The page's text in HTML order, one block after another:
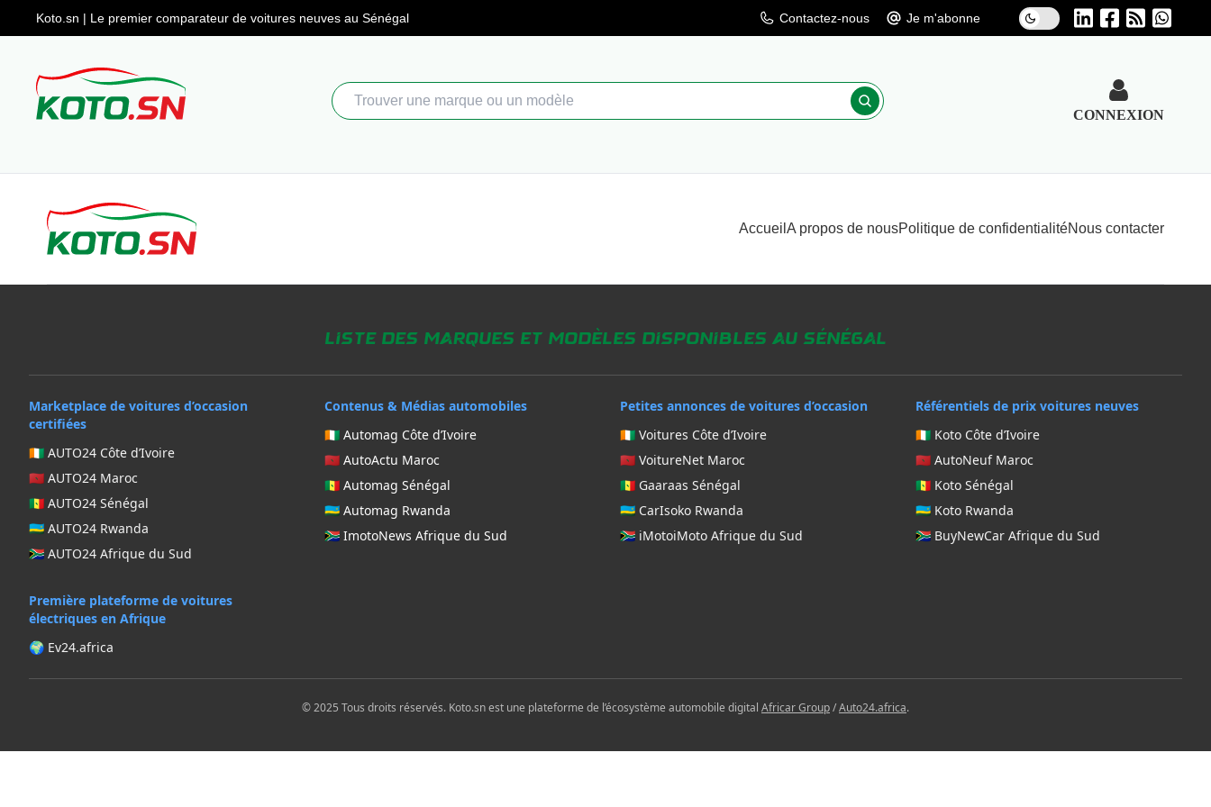
Koto.sn | Le premier comparateur de voitures neuves au Sénégal Contactez-nous Je m'abonne
CONNEXION
Accueil A propos de nousPolitique de confidentialitéNous contacter
Liste des marques et modèles disponibles au Sénégal
Marketplace de voitures d’occasion
certifiées
🇨🇮 AUTO24 Côte d’Ivoire
🇲🇦 AUTO24 Maroc
🇸🇳 AUTO24 Sénégal
🇷🇼 AUTO24 Rwanda
🇿🇦 AUTO24 Afrique du Sud
Contenus & Médias automobiles
🇨🇮 Automag Côte d’Ivoire
🇲🇦 AutoActu Maroc
🇸🇳 Automag Sénégal
🇷🇼 Automag Rwanda
🇿🇦 ImotoNews Afrique du Sud
Petites annonces de voitures d’occasion
🇨🇮 Voitures Côte d’Ivoire
🇲🇦 VoitureNet Maroc
🇸🇳 Gaaraas Sénégal
🇷🇼 CarIsoko Rwanda
🇿🇦 iMotoiMoto Afrique du Sud
Référentiels de prix voitures neuves
🇨🇮 Koto Côte d’Ivoire
🇲🇦 AutoNeuf Maroc
🇸🇳 Koto Sénégal
🇷🇼 Koto Rwanda
🇿🇦 BuyNewCar Afrique du Sud
Première plateforme de voitures
électriques en Afrique
🌍 Ev24.africa
© 2025 Tous droits réservés. Koto.sn est une plateforme de l’écosystème automobile digital Africar Group/Auto24.africa.